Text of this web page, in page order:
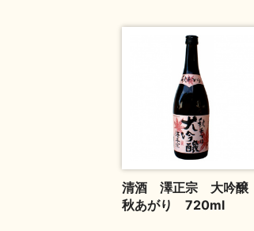
清酒 澤正宗 大吟醸
秋あがり 720ml